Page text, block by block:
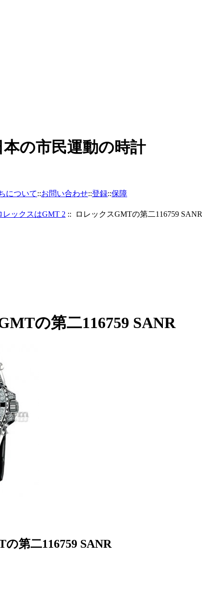
の市民運動の時計
について::お問い合わせ::登録::保障
レックスはGMT 2 :: ロレックスGMTの第二116759 SANR
の第二116759 SANR
第二116759 SANR